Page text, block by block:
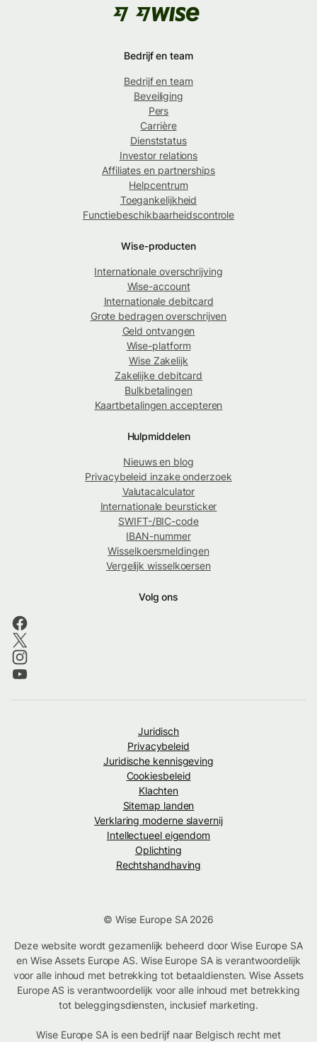
Bedrijf en team
Bedrijf en team
Beveiliging
Pers
Carrière
Dienststatus
Investor relations
Affiliates en partnerships
Helpcentrum
Toegankelijkheid
Functiebeschikbaarheidscontrole
Wise-producten
Internationale overschrijving
Wise-account
Internationale debitcard
Grote bedragen overschrijven
Geld ontvangen
Wise-platform
Wise Zakelijk
Zakelijke debitcard
Bulkbetalingen
Kaartbetalingen accepteren
Hulpmiddelen
Nieuws en blog
Privacybeleid inzake onderzoek
Valutacalculator
Internationale beursticker
SWIFT-/BIC-code
IBAN-nummer
Wisselkoersmeldingen
Vergelijk wisselkoersen
Volg ons
Juridisch
Privacybeleid
Juridische kennisgeving
Cookiesbeleid
Klachten
Sitemap landen
Verklaring moderne slavernij
Intellectueel eigendom
Oplichting
Rechtshandhaving
© Wise Europe SA 2026
Deze website wordt gezamenlijk beheerd door Wise Europe SA
en Wise Assets Europe AS. Wise Europe SA is verantwoordelijk
voor alle inhoud met betrekking tot betaaldiensten. Wise Assets
Europe AS is verantwoordelijk voor alle inhoud met betrekking
tot beleggingsdiensten, inclusief marketing.
Wise Europe SA is een bedrijf naar Belgisch recht met